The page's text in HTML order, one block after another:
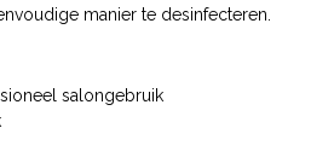
manier te desinfecteren.
salongebruik